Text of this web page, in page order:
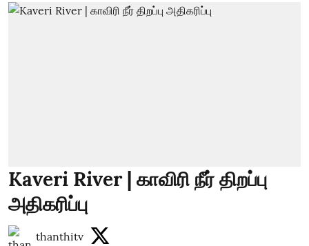
Kaveri River | காவிரி நீர் திறப்பு
அதிகரிப்பு
thanthitv